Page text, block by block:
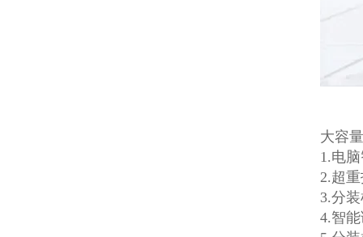
大容
1.电
2.超
3.分
4.智